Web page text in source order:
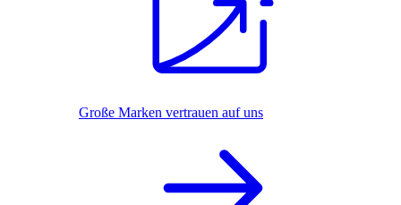
Große Marken vertrauen auf uns